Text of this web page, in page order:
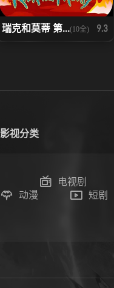
瑞克和莫蒂 第...(10全) 9.3
影视分类
电视剧
动漫 短剧